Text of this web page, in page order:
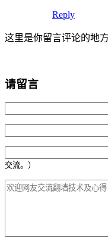
Reply
这里是你留言评论的地方
请留言
交流。）